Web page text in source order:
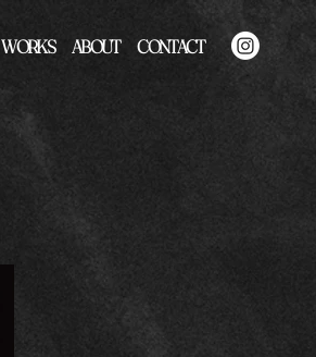
WORKS ABOUT CONTACT